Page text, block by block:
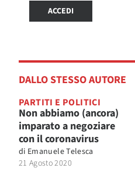
ACCEDI
DALLO STESSO AUTORE
PARTITI E POLITICI
Non abbiamo (ancora)
imparato a negoziare
con il coronavirus
di Emanuele Telesca
21 Agosto 2020